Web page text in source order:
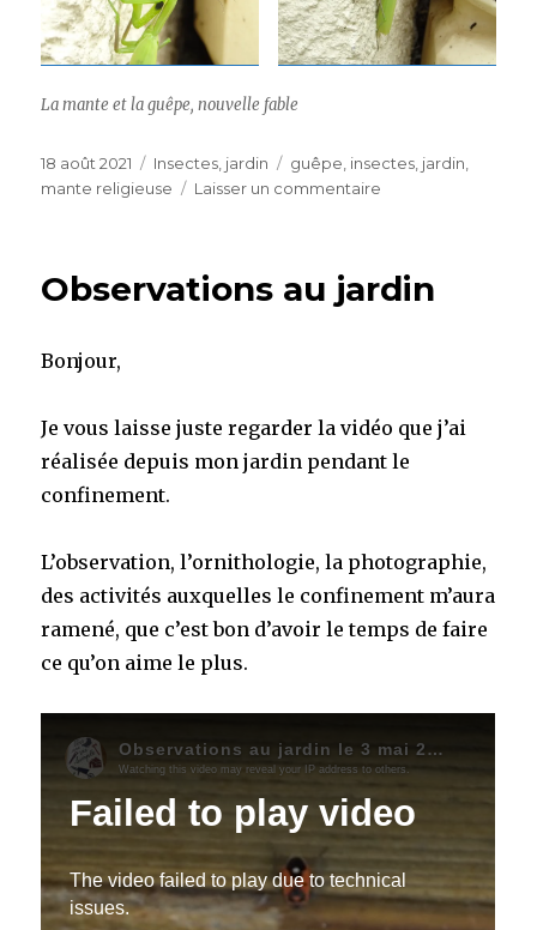
La mante et la guêpe, nouvelle fable
Publié
le
18 août 2021 Catégories
Insectes, jardin Étiquettes
guêpe, insectes, jardin,
mante religieuse
Laisser un commentaire
jardin
Observations au jardin
Bonjour,
Je vous laisse juste regarder la vidéo que j’ai
réalisée depuis mon jardin pendant le
confinement.
L’observation, l’ornithologie, la photographie,
des activités auxquelles le confinement m’aura
ramené, que c’est bon d’avoir le temps de faire
ce qu’on aime le plus.